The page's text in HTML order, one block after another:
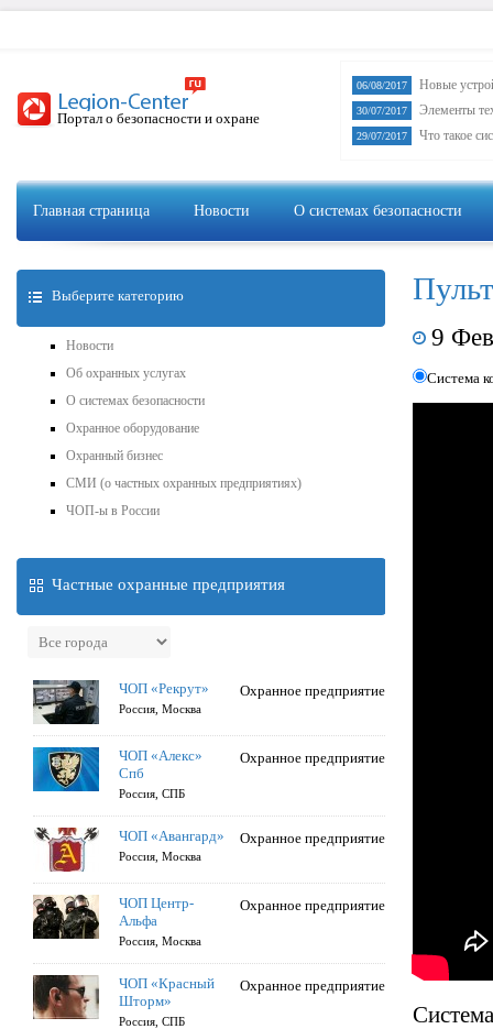
Портал о безопасности и охране
06/08/2017 Новые
30/07/2017 Элементы
29/07/2017 Что такое
Главная страница Новости О системах безопасности
9
Система
Выберите категорию
Новости
Об охранных услугах
О системах безопасности
Охранное оборудование
Охранный бизнес
СМИ (о частных охранных предприятиях)
ЧОП-ы в России
Частные охранные предприятия
Охранное предприятие
ЧОП «Рекрут»
Россия, Москва
Охранное предприятие
ЧОП «Алекс»
Спб
Россия, СПБ
Охранное предприятие
ЧОП «Авангард»
Россия, Москва
Охранное предприятие
ЧОП Центр-
Альфа
Россия, Москва
Охранное предприятие
ЧОП «Красный
Шторм»
Россия, СПБ